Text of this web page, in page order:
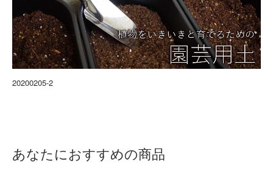
20200205-2
あなたにおすすめの商品